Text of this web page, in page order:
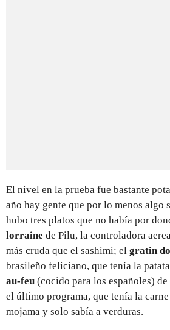
El nivel en la prueba fue bastante
año hay gente que por lo menos algo
hubo tres platos que no había por
lorraine de Pilu, la controladora
más cruda que el sashimi; el gratin
brasileño feliciano, que tenía la
au-feu (cocido para los españoles)
el último programa, que tenía la carne
mojama y solo sabía a verduras.